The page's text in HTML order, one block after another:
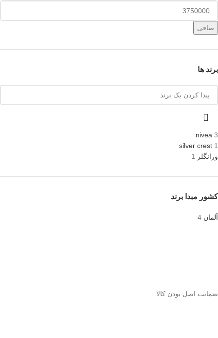
صافی
برند ها
nivea 3
silver crest 1
ورانگلر
1
کشور مبدا برند
آلمان 4
ﺿﻤﺎﻧﺖ اﺻﻞ ﺑﻮدن ﮐﺎﻟﺎ